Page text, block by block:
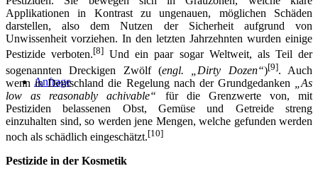
Anfrage
Applikationen in Kontrast zu ungenauen, möglichen Schäden
darstellen, also dem Nutzen der Sicherheit aufgrund von
Unwissenheit vorziehen. In den letzten Jahrzehnten wurden einige
Pestizide verboten.[8] Und ein paar sogar Weltweit, als Teil der
sogenannten Dreckigen Zwölf (engl. „Dirty Dozen“)[9]. Auch
wenn in Deutschland die Regelung nach der Grundgedanken
„As
low as reasonably achivable“ für die Grenzwerte von, mit
Pestiziden belassenen Obst, Gemüse und Getreide streng
einzuhalten sind, so werden jene Mengen, welche gefunden werden
noch als schädlich eingeschätzt.[10]
Pestizide in der Kosmetik